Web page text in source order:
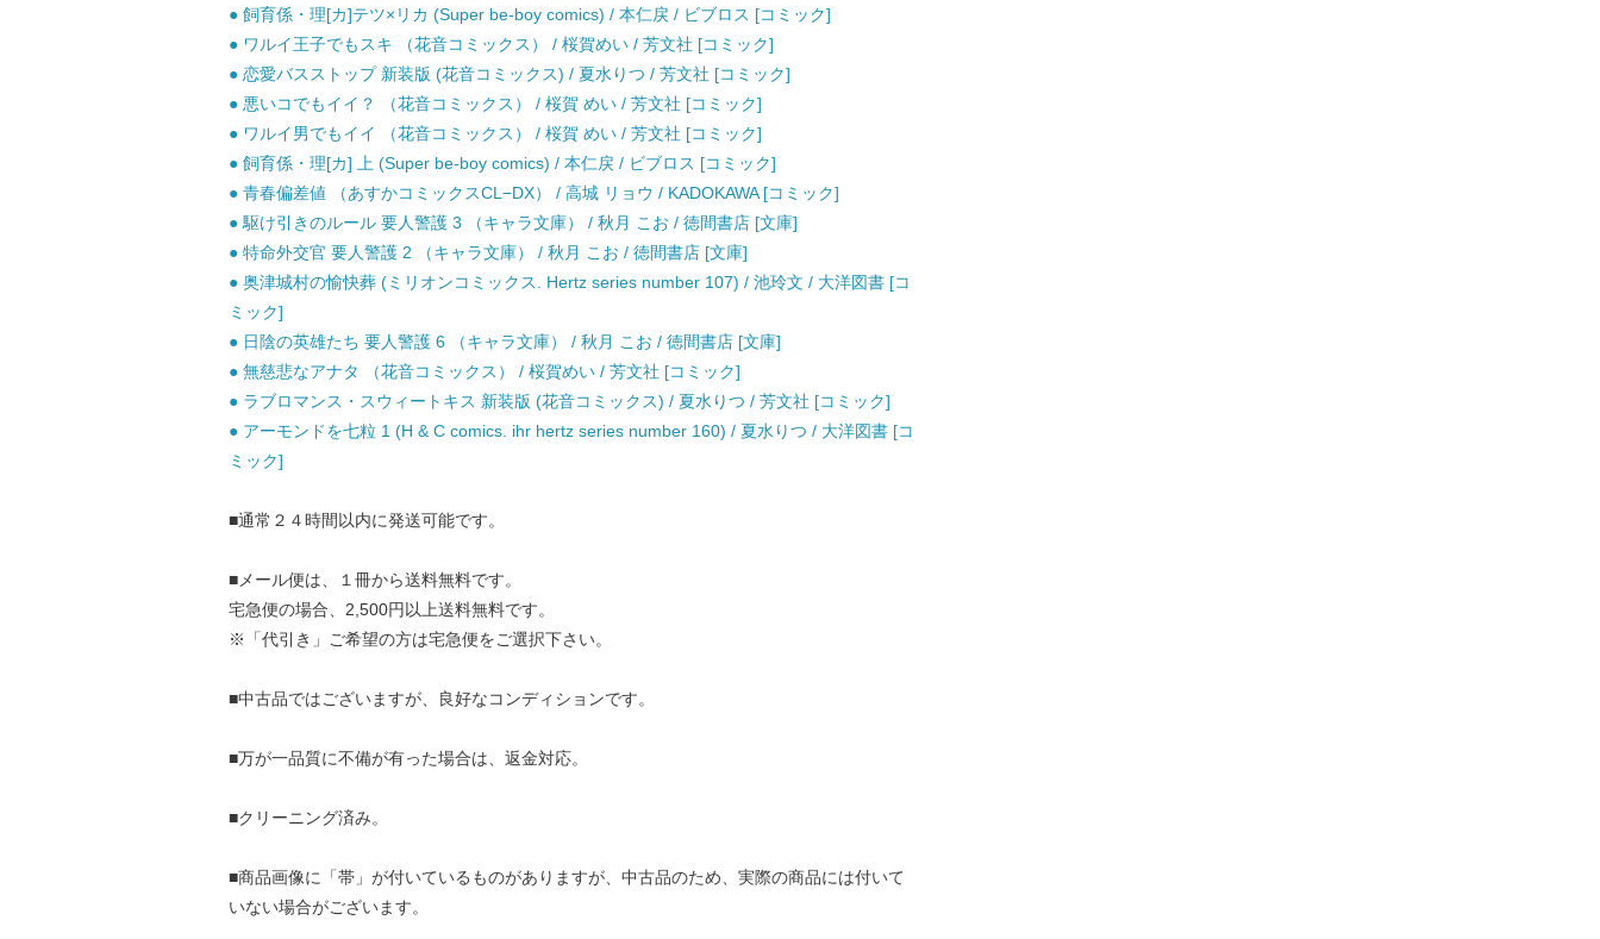
● 飼育係・理[カ]テツ×リカ (Super be-boy comics) / 本仁戻 / ビブロス [コミック]
● ワルイ王子でもスキ （花音コミックス） / 桜賀めい / 芳文社 [コミック]
● 恋愛バスストップ 新装版 (花音コミックス) / 夏水りつ / 芳文社 [コミック]
● 悪いコでもイイ？ （花音コミックス） / 桜賀 めい / 芳文社 [コミック]
● ワルイ男でもイイ （花音コミックス） / 桜賀 めい / 芳文社 [コミック]
● 飼育係・理[カ] 上 (Super be-boy comics) / 本仁戻 / ビブロス [コミック]
● 青春偏差値 （あすかコミックスCL−DX） / 高城 リョウ / KADOKAWA [コミック]
● 駆け引きのルール 要人警護 3 （キャラ文庫） / 秋月 こお / 徳間書店 [文庫]
● 特命外交官 要人警護 2 （キャラ文庫） / 秋月 こお / 徳間書店 [文庫]
● 奥津城村の愉快葬 (ミリオンコミックス. Hertz series number 107) / 池玲文 / 大洋図書 [コ
ミック]
● 日陰の英雄たち 要人警護 6 （キャラ文庫） / 秋月 こお / 徳間書店 [文庫]
● 無慈悲なアナタ （花音コミックス） / 桜賀めい / 芳文社 [コミック]
● ラブロマンス・スウィートキス 新装版 (花音コミックス) / 夏水りつ / 芳文社 [コミック]
● アーモンドを七粒 1 (H & C comics. ihr hertz series number 160) / 夏水りつ / 大洋図書 [コ
ミック]
■通常２４時間以内に発送可能です。
■メール便は、１冊から送料無料です。
宅急便の場合、2,500円以上送料無料です。
※「代引き」ご希望の方は宅急便をご選択下さい。
■中古品ではございますが、良好なコンディションです。
■万が一品質に不備が有った場合は、返金対応。
■クリーニング済み。
■商品画像に「帯」が付いているものがありますが、中古品のため、実際の商品には付いて
いない場合がございます。